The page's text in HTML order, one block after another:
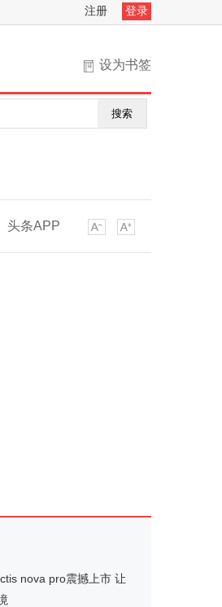
注册 登录
设为书签
搜索
头条APP
nova pro震撼上市 让